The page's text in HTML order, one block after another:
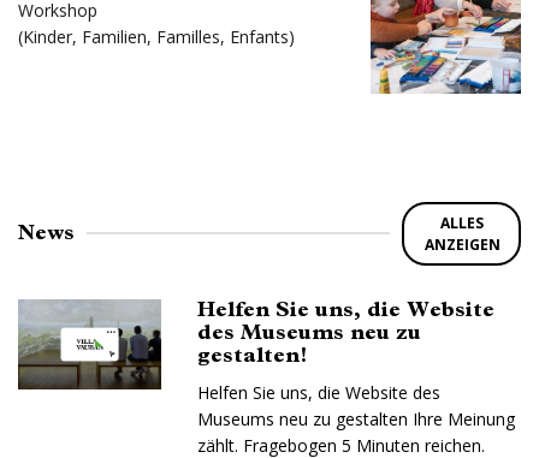
Workshop
(Kinder, Familien, Familles, Enfants)
News
ALLES
ANZEIGEN
Helfen Sie uns, die Website
des Museums neu zu
gestalten!
Helfen Sie uns, die Website des
Museums neu zu gestalten Ihre Meinung
zählt. Fragebogen 5 Minuten reichen.